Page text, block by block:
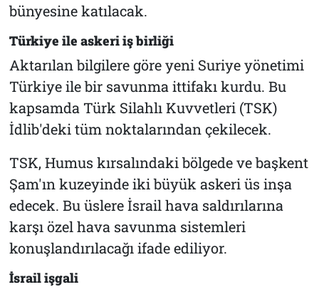
bünyesine katılacak.
Türkiye ile askeri iş birliği
Aktarılan bilgilere göre yeni Suriye yönetimi
Türkiye ile bir savunma ittifakı kurdu. Bu
kapsamda Türk Silahlı Kuvvetleri (TSK)
İdlib'deki tüm noktalarından çekilecek.
TSK, Humus kırsalındaki bölgede ve başkent
Şam'ın kuzeyinde iki büyük askeri üs inşa
edecek. Bu üslere İsrail hava saldırılarına
karşı özel hava savunma sistemleri
konuşlandırılacağı ifade ediliyor.
İsrail işgali